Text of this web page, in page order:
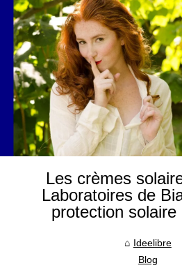
Les crèmes
Laboratoires de
protection solaire
Ideelibre
Blog